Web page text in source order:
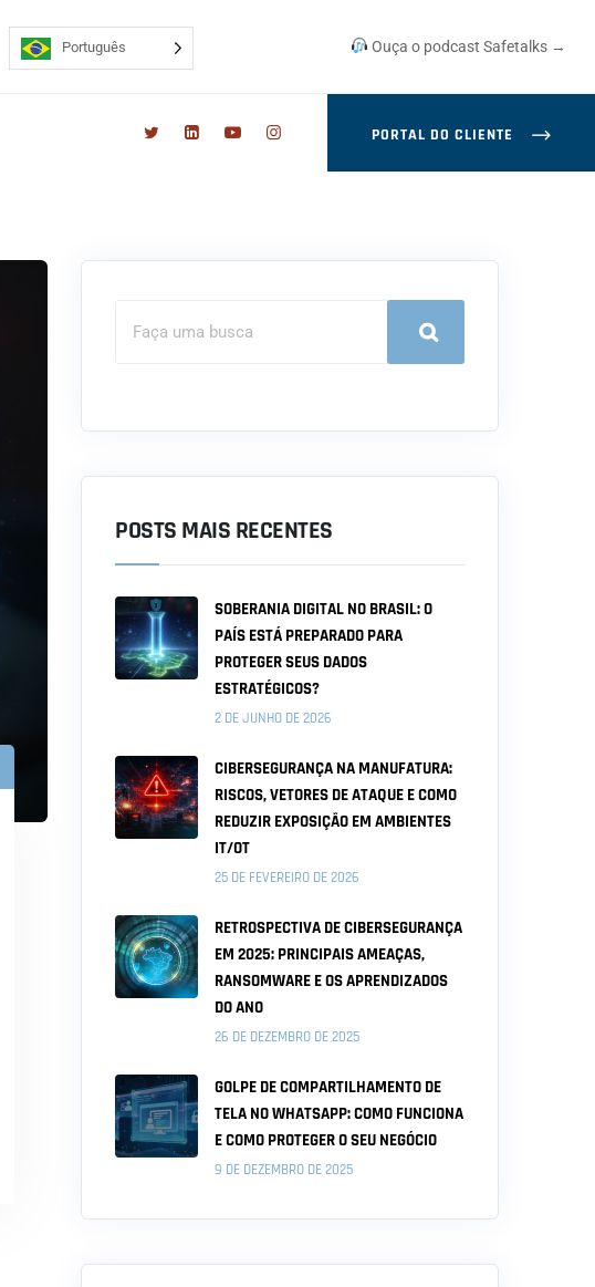
Português Ouça o podcast Safetalks →
PORTAL DO CLIENTE
POSTS MAIS RECENTES
SOBERANIA DIGITAL NO BRASIL: O
PAÍS ESTÁ PREPARADO PARA
PROTEGER SEUS DADOS
ESTRATÉGICOS?
2 DE JUNHO DE 2026
CIBERSEGURANÇA NA MANUFATURA:
RISCOS, VETORES DE ATAQUE E COMO
REDUZIR EXPOSIÇÃO EM AMBIENTES
IT/OT
25 DE FEVEREIRO DE 2026
RETROSPECTIVA DE CIBERSEGURANÇA
EM 2025: PRINCIPAIS AMEAÇAS,
RANSOMWARE E OS APRENDIZADOS
DO ANO
26 DE DEZEMBRO DE 2025
GOLPE DE COMPARTILHAMENTO DE
TELA NO WHATSAPP: COMO FUNCIONA
E COMO PROTEGER O SEU NEGÓCIO
9 DE DEZEMBRO DE 2025